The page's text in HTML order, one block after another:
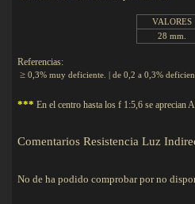
VALORES
28 mm.
Referencias:
≥ 0,3% muy deficiente. | de 0,2 a 0,3%
*** En el centro hasta los f 1:5,6 se aprecian
Comentarios Resistencia Luz
No de ha podido comprobar por no